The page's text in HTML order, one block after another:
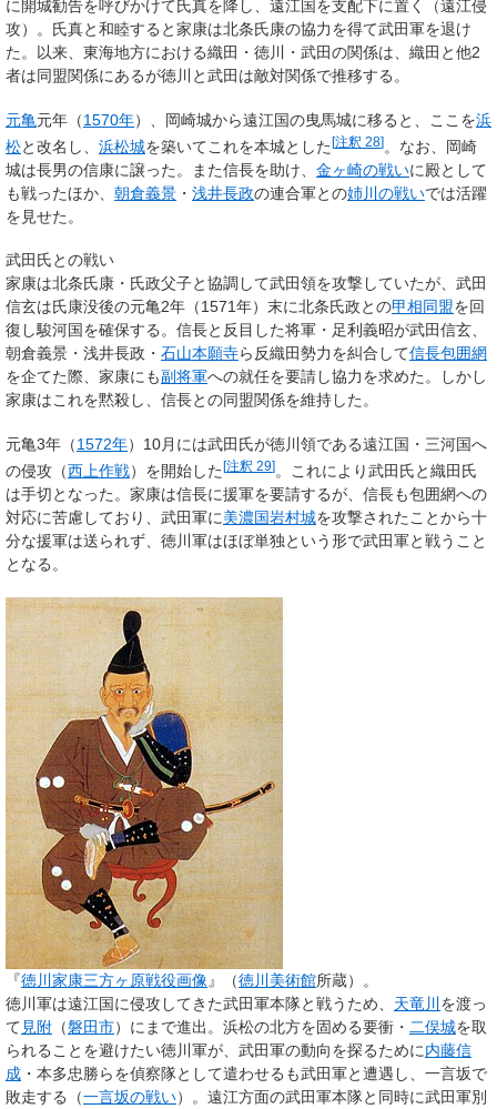
に開城勧告を呼びかけて氏真を降し、遠江国を支配下に置く（遠江侵
攻）。氏真と和睦すると家康は北条氏康の協力を得て武田軍を退け
た。以来、東海地方における織田・徳川・武田の関係は、織田と他2
者は同盟関係にあるが徳川と武田は敵対関係で推移する。
元亀元年（1570年）、岡崎城から遠江国の曳馬城に移ると、ここを浜
松と改名し、 浜松城を築いてこれを本城とした[注釈 28]。なお、岡崎
城は長男の信康に譲った。また信長を助け、 金ヶ崎の戦いに殿として
も戦ったほか、 朝倉義景 ・ 浅井長政の連合軍との姉川の戦いでは活躍
を見せた。
武田氏との戦い
家康は北条氏康・氏政父子と協調して武田領を攻撃していたが、武田
信玄は氏康没後の元亀2年（1571年）末に北条氏政との甲相同盟を回
復し駿河国を確保する。信長と反目した将軍・足利義昭が武田信玄、
朝倉義景・浅井長政・ 石山本願寺ら反織田勢力を糾合して信長包囲網
を企てた際、家康にも副将軍への就任を要請し協力を求めた。しかし
家康はこれを黙殺し、信長との同盟関係を維持した。
元亀3年（1572年）10月には武田氏が徳川領である遠江国・三河国へ
の侵攻（西上作戦）を開始した[注釈 29]。これにより武田氏と織田氏
は手切となった。家康は信長に援軍を要請するが、信長も包囲網への
対応に苦慮しており、武田軍に美濃国岩村城を攻撃されたことから十
分な援軍は送られず、徳川軍はほぼ単独という形で武田軍と戦うこと
となる。
『徳川家康三方ヶ原戦役画像 』（徳川美術館所蔵）。
徳川軍は遠江国に侵攻してきた武田軍本隊と戦うため、 天竜川を渡っ
て 見附 （磐田市）にまで進出。浜松の北方を固める要衝・ 二俣城を取
られることを避けたい徳川軍が、武田軍の動向を探るために内藤信
成 ・本多忠勝らを偵察隊として遣わせるも武田軍と遭遇し、一言坂で
敗走する（一言坂の戦い）。遠江方面の武田軍本隊と同時に武田軍別